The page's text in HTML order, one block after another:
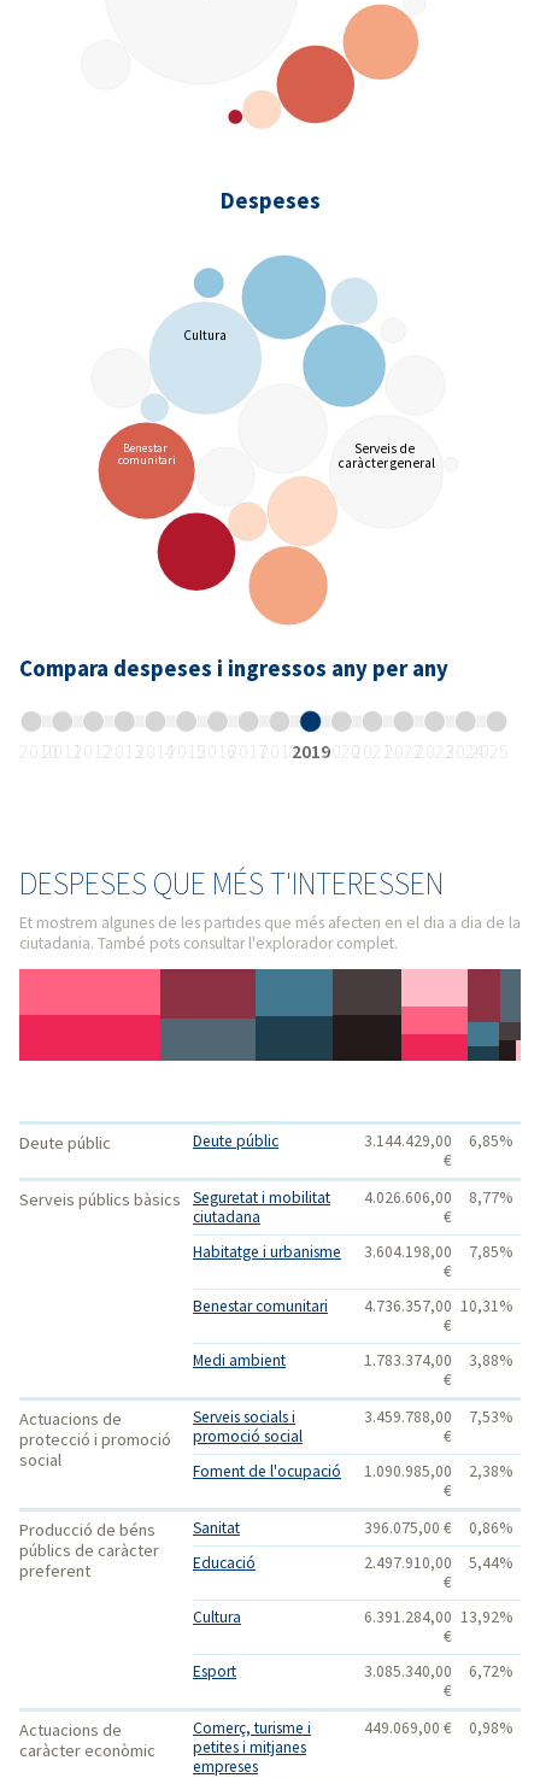
Despeses
Serveis de
caràcter general
Cultura
Benestar
comunitari
Compara despeses i ingressos any per any
2010201120122013201420152016201720182019202020212022202320242025
DESPESES QUE MÉS T'INTERESSEN
Et mostrem algunes de les partides que més afecten en el dia a dia de la
ciutadania. També pots consultar l'explorador complet.
CATEGORIA
NIVELL 1
CATEGORIA
NIVELL 2
QUANTITAT PERCENTATGE
Deute públic Deute públic
3.144.429,00
€
6,85%
Serveis públics bàsics
Seguretat i mobilitat
ciutadana
4.026.606,00
€
8,77%
Habitatge i urbanisme
3.604.198,00
€
7,85%
Benestar comunitari
4.736.357,00
€
10,31%
Medi ambient
1.783.374,00
€
3,88%
Actuacions de
protecció i promoció
social
Serveis socials i
promoció social
3.459.788,00
€
7,53%
Foment de l'ocupació
1.090.985,00
€
2,38%
Producció de béns
públics de caràcter
preferent
Sanitat 396.075,00 €
0,86%
Educació
2.497.910,00
€
5,44%
Cultura
6.391.284,00
€
13,92%
Esport
3.085.340,00
€
6,72%
Actuacions de
caràcter econòmic
Comerç, turisme i
petites i mitjanes
empreses
449.069,00 € 0,98%